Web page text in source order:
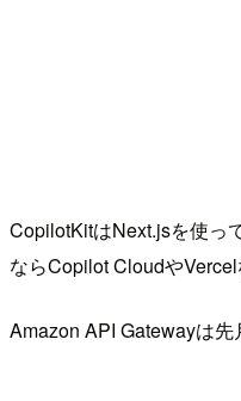
CopilotKitはNext.jsを使っ
ならCopilot Cloudや
Amazon API Gatewayは